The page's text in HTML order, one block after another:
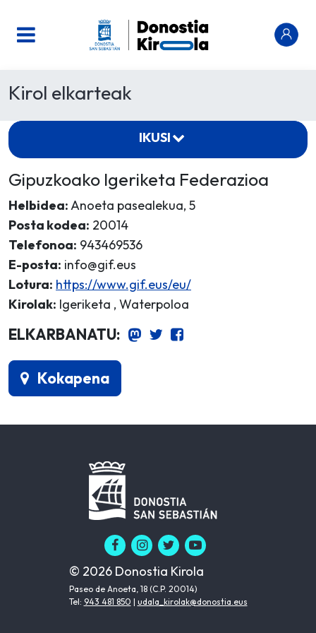
Kirol elkarteak
Gipuzkoako Igeriketa Federazioa
Helbidea:Anoeta pasealekua, 5
Posta kodea: 20014
Telefonoa: 943469536
E-posta: info@gif.eus
Lotura: https://www.gif.eus/eu/
Kirolak: Igeriketa , Waterpoloa
ELKARBANATU:
Kokapena
IKUSI
© 2026 Donostia Kirola
Paseo de Anoeta, 18 (C.P. 20014)
Tel: 943 481 850 | udala_kirolak@donostia.eus